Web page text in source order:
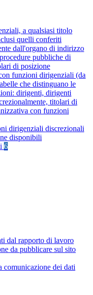
a qualsiasi titolo
quelli conferiti
dall'organo di indirizzo
pubbliche di
di posizione
funzioni dirigenziali (da
che distinguano le
dirigenti, dirigenti
titolari di
con funzioni
dirigenziali discrezionali
disponibili
6
dal rapporto di lavoro
da pubblicare sul sito
comunicazione dei dati